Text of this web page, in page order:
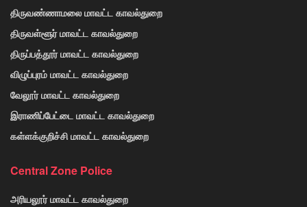
திருவண்ணாமலை மாவட்ட காவல்துறை
திருவள்ளூர் மாவட்ட காவல்துறை
திருப்பத்தூர் மாவட்ட காவல்துறை
விழுப்புரம் மாவட்ட காவல்துறை
வேலூர் மாவட்ட காவல்துறை
இராணிப்பேட்டை மாவட்ட காவல்துறை
கள்ளக்குறிச்சி மாவட்ட காவல்துறை
Central Zone Police
அரியலூர் மாவட்ட காவல்துறை